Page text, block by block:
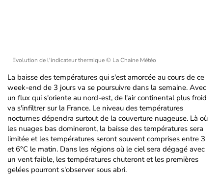
Evolution de l'indicateur thermique© La Chaine Météo
La baisse des températures qui s'est amorcée au cours de ce
week-end de 3 jours va se poursuivre dans la semaine. Avec
un flux qui s'oriente au nord-est, de l'air continental plus froid
va s'infiltrer sur la France. Le niveau des températures
nocturnes dépendra surtout de la couverture nuageuse. Là où
les nuages bas domineront, la baisse des températures sera
limitée et les températures seront souvent comprises entre 3
et 6°C le matin. Dans les régions où le ciel sera dégagé avec
un vent faible, les températures chuteront et les premières
gelées pourront s'observer sous abri.